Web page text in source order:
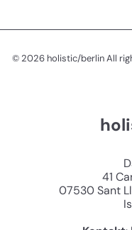
© 2026 holistic/berlin All
41
07530 Sant